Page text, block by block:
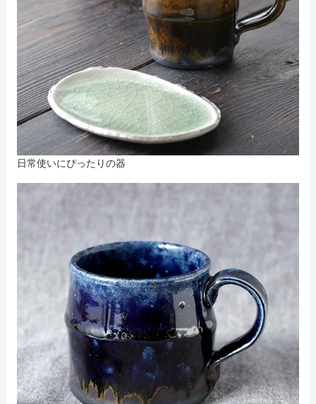
日常使いにぴったりの器